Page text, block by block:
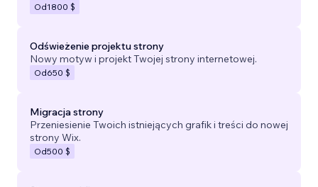
Od1800 $
Odświeżenie projektu strony
Nowy motyw i projekt Twojej strony internetowej.
Od650 $
Migracja strony
Przeniesienie Twoich istniejących grafik i treści do nowej
strony Wix.
Od500 $